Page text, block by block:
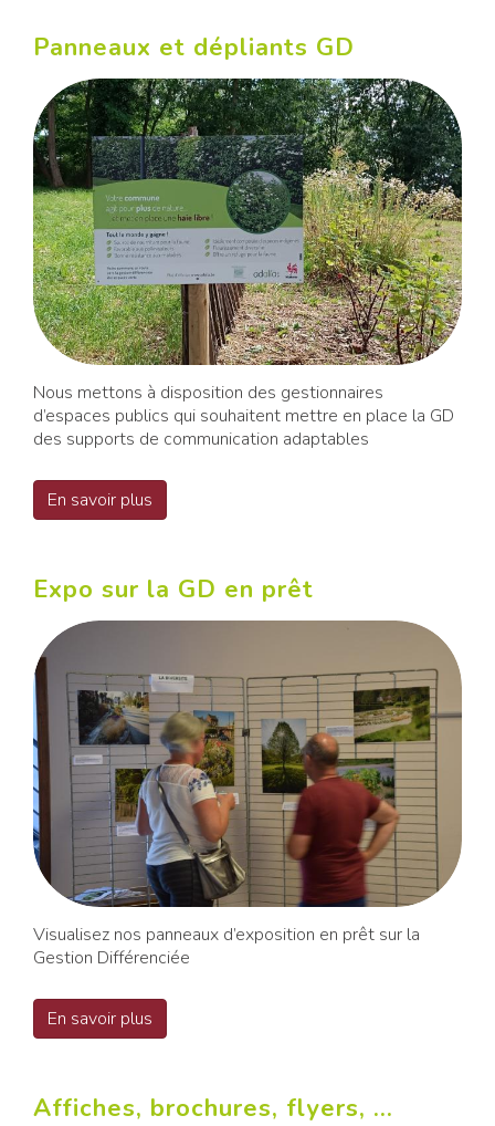
Panneaux et dépliants GD
Nous mettons à disposition des gestionnaires
d’espaces publics qui souhaitent mettre en place la GD
des supports de communication adaptables
En savoir plus
Expo sur la GD en prêt
Visualisez nos panneaux d’exposition en prêt sur la
Gestion Différenciée
En savoir plus
Affiches, brochures, flyers, ...